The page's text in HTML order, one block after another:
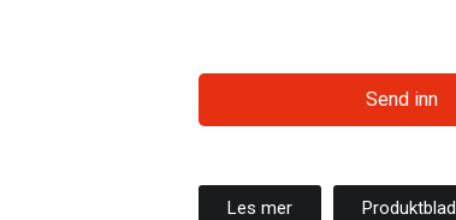
Les mer Produktblad